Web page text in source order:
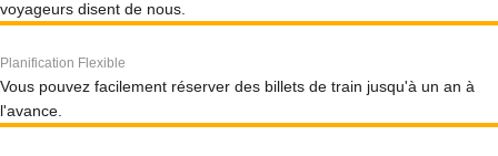
voyageurs disent de nous.
Planification Flexible
Vous pouvez facilement réserver des billets de train jusqu'à un an à
l'avance.